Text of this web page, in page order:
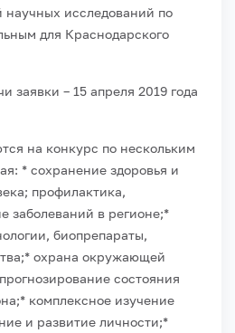
научных исследований по
для Краснодарского
заявки – 15 апреля 2019 года
на конкурс по нескольким
* сохранение здоровья и
профилактика,
заболеваний в регионе;*
биопрепараты,
* охрана окружающей
состояния
* комплексное изучение
и развитие личности;*